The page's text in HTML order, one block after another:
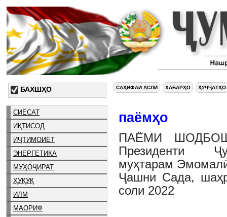
БАХШҲО
СИЁСАТ
ИҚТИСОД
ИҶТИМОИЁТ
ЭНЕРГЕТИКА
МУҲОҶИРАТ
ҲУҚУҚ
ИЛМ
МАОРИФ
САҲИФАИ АСЛӢ ХАБАРҲО ҲУҶҶАТҲО
паёмҳо
ПАЁМИ
Президенти
муҳтарам
Ҷашни Сада,
соли 2022